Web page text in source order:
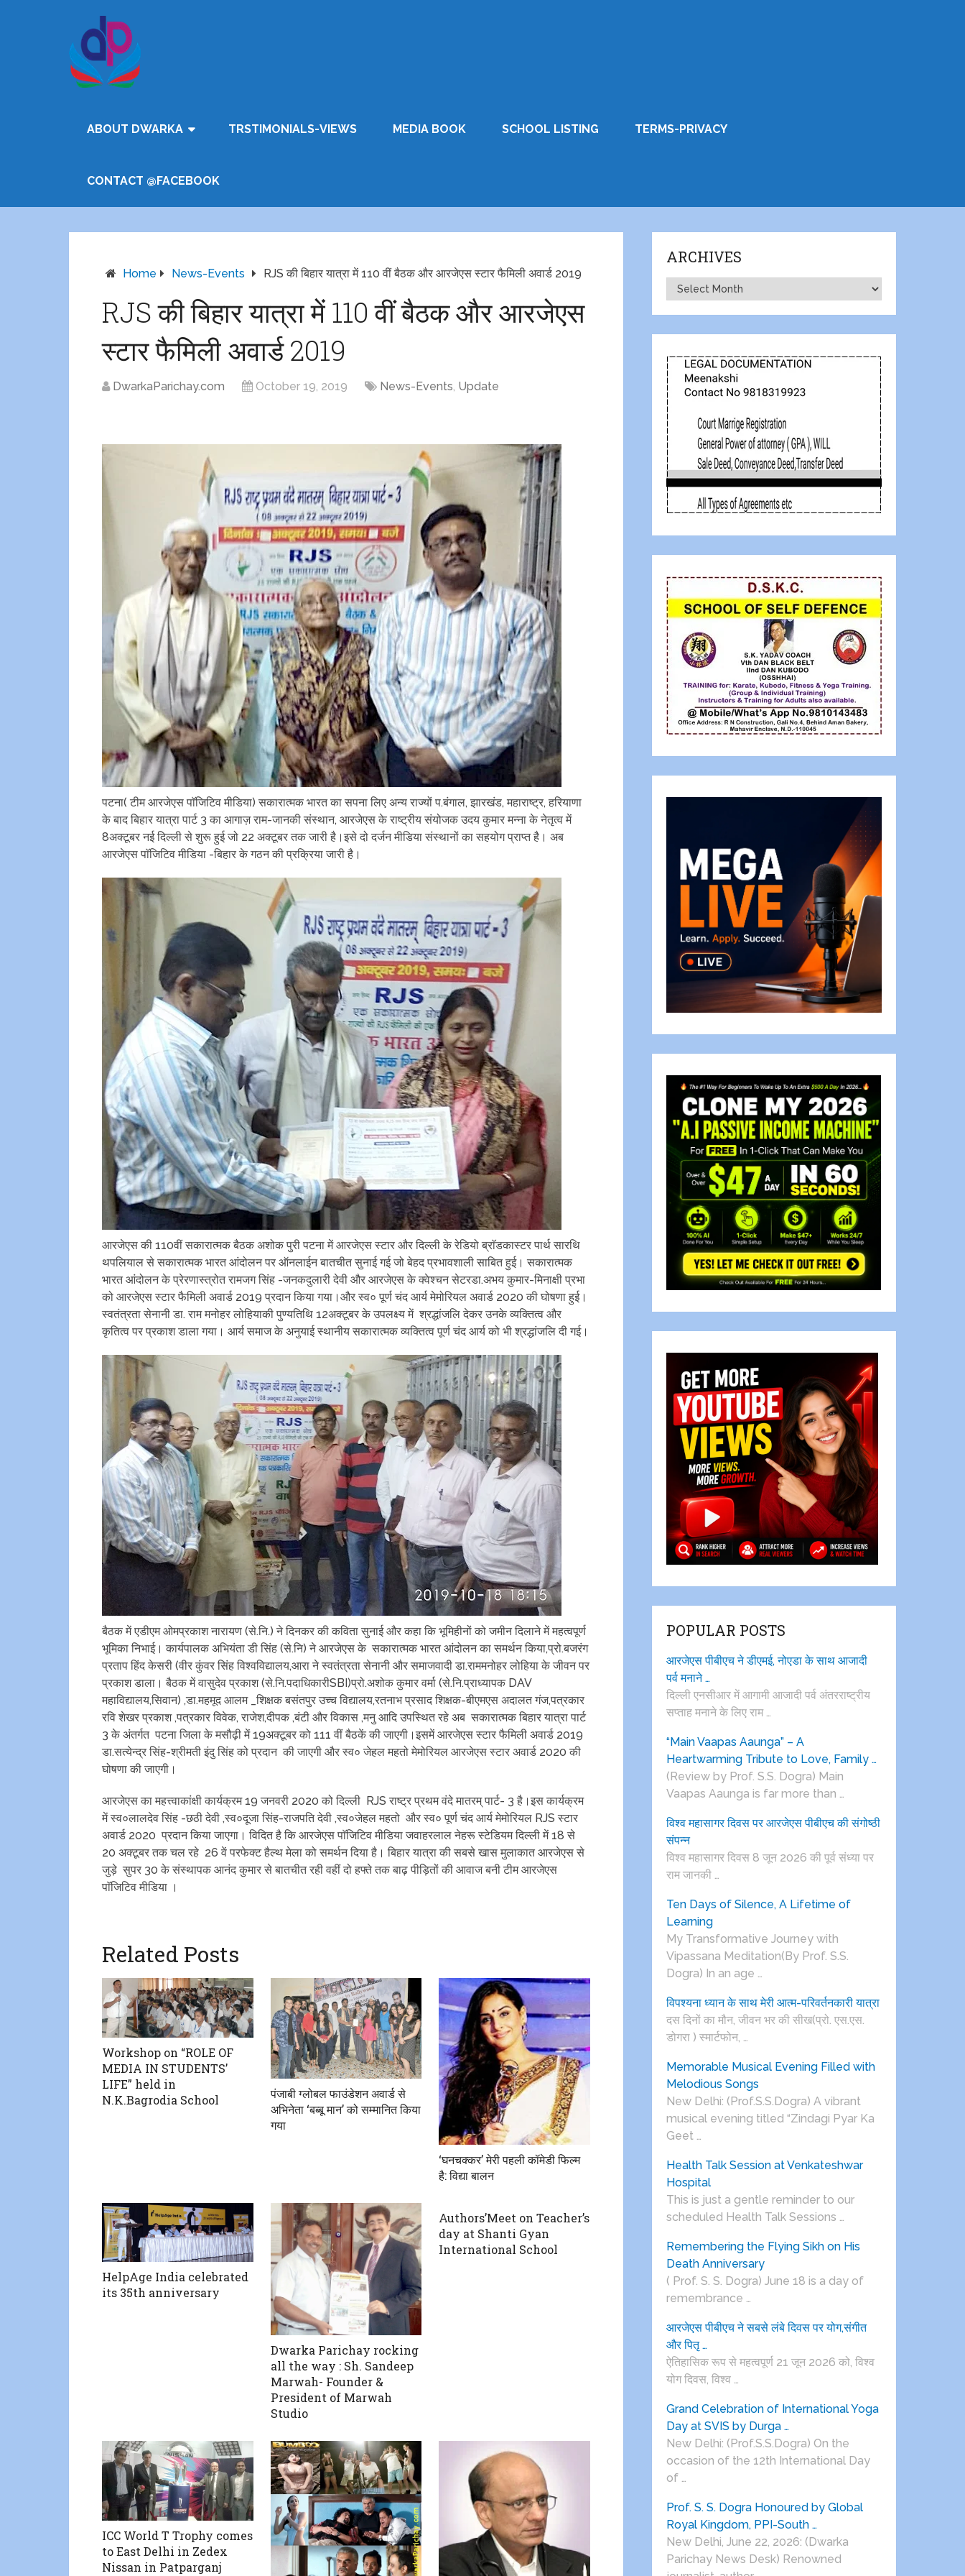
ABOUT DWARKA TRSTIMONIALS-VIEWS MEDIA BOOK SCHOOL LISTING TERMS-PRIVACY
CONTACT @FACEBOOK
Home News-Events RJS की बिहार यात्रा में 110 वीं बैठक और आरजेएस स्टार फैमिली अवार्ड 2019
RJS की बिहार यात्रा में 110 वीं बैठक और आरजेएस
स्टार फैमिली अवार्ड 2019
DwarkaParichay.com October 19, 2019 News-Events, Update
पटना( टीम आरजेएस पाॅजिटिव मीडिया) सकारात्मक भारत का सपना लिए अन्य राज्यों प.बंगाल, झारखंड, महाराष्ट्र, हरियाणा
के बाद बिहार यात्रा पार्ट 3 का आगाज़ राम-जानकी संस्थान, आरजेएस के राष्ट्रीय संयोजक उदय कुमार मन्ना के नेतृत्व में
8अक्टूबर नई दिल्ली से शुरू हुई जो 22 अक्टूबर तक जारी है।इसे दो दर्जन मीडिया संस्थानों का सहयोग प्राप्त है। अब
आरजेएस पाॅजिटिव मीडिया -बिहार के गठन की प्रक्रिया जारी है।
आरजेएस की ‌110वीं सकारात्मक बैठक अशोक पुरी पटना में आरजेएस स्टार और दिल्ली के रेडियो ब्राॅडकास्टर पार्थ सारथि
थपलियाल से सकारात्मक भारत आंदोलन पर ऑनलाईन बातचीत सुनाई गई जो बेहद प्रभावशाली साबित हुई। सकारात्मक
भारत आंदोलन के प्रेरणास्त्रोत रामजग सिंह -जनकदुलारी देवी और आरजेएस के क्वेश्चन सेटरडा.अभय कुमार-मिनाक्षी प्रभा
को आरजेएस स्टार फैमिली अवार्ड 2019 प्रदान‌ किया गया।और स्व० पूर्ण चंद आर्य मेमोरियल अवार्ड 2020 की घोषणा हुई।
स्वतंत्रता सेनानी डा. राम मनोहर लोहियाकी पुण्यतिथि 12अक्टूबर के उपलक्ष्य में श्रद्धांजलि देकर उनके व्यक्तित्व और
कृतित्व पर प्रकाश डाला गया। आर्य समाज के अनुयाई स्थानीय सकारात्मक व्यक्तित्व पूर्ण चंद आर्य को भी श्रद्धांजलि दी गई।
बैठक‌ में एडीएम ओमप्रकाश नारायण (से.नि.) ने दिनकर की कविता सुनाई और कहा कि भूमिहीनों को जमीन दिलाने में महत्वपूर्ण
भूमिका निभाई। कार्यपालक अभियंता डी सिंह (से.नि) ने आरजेएस के‌ सकारात्मक भारत आंदोलन का समर्थन किया,प्रो.बजरंग
प्रताप हिंद केसरी (वीर कुंवर सिंह विश्वविद्यालय,आरा ने स्वतंत्रता सेनानी और समाजवादी डा.राममनोहर लोहिया के जीवन पर
प्रकाश डाला। बैठक में वासुदेव प्रकाश (से.नि.पदाधिकारीSBI)प्रो.अशोक कुमार वर्मा (से.नि.प्राध्यापक DAV
महाविद्यालय,सिवान) ,डा.महमूद आलम _शिक्षक बसंतपुर उच्च विद्यालय,रतनाभ प्रसाद शिक्षक-बीएमएस अदालत गंज,पत्रकार
रवि शेखर प्रकाश ,पत्रकार विवेक, राजेश,दीपक ,बंटी और विकास ,मनु आदि उपस्थित रहे अब सकारात्मक बिहार यात्रा पार्ट
3 के अंतर्गत पटना जिला के मसौढ़ी में 19अक्टूबर को 111 वीं बैठकें की जाएगी।इसमें आरजेएस स्टार फैमिली अवार्ड 2019
डा.सत्येन्द्र सिंह-श्रीमती इंदु सिंह को प्रदान की जाएगी और स्व० जेहल महतो मेमोरियल आरजेएस स्टार अवार्ड 2020 की
घोषणा की जाएगी।
आरजेएस का महत्त्वाकांक्षी कार्यक्रम 19 जनवरी 2020 को दिल्ली RJS राष्ट्र प्रथम वंदे मातरम् पार्ट- 3 है।इस कार्यक्रम
में स्व०लालदेव सिंह -छठी देवी ,स्व०दूजा सिंह-राजपति देवी ,स्व०जेहल महतो और स्व० पूर्ण चंद आर्य मेमोरियल RJS स्टार
अवार्ड 2020 ‌ प्रदान किया जाएगा। विदित है कि आरजेएस पाॅजिटिव मीडिया जवाहरलाल नेहरू स्टेडियम दिल्ली में 18 से
20 अक्टूबर तक चल रहे 26 वें परफेक्ट हैल्थ मेला को समर्थन दिया है। बिहार यात्रा की सबसे खास मुलाकात आरजेएस से
जुड़े सुपर 30 के संस्थापक आनंद कुमार से बातचीत रही वहीं दो हफ्ते तक बाढ़ पीड़ितों की आवाज बनी टीम आरजेएस
पाॅजिटिव मीडिया ।
Related Posts
Workshop on “ROLE OF
MEDIA IN STUDENTS’
LIFE” held in
N.K.Bagrodia School
पंजाबी ग्लोबल फाउंडेशन अवार्ड से
अभिनेता ‘बब्बू मान’ को सम्मानित किया
गया
‘घनचक्कर’ मेरी पहली कॉमेडी फिल्म
है: विद्या बालन
HelpAge India celebrated
its 35th anniversary
Dwarka Parichay rocking
all the way : Sh. Sandeep
Marwah- Founder &
President of Marwah
Studio
Authors’Meet on Teacher’s
day at Shanti Gyan
International School
ICC World T Trophy comes
to East Delhi in Zedex
Nissan in Patparganj
ARCHIVES
Archives
POPULAR POSTS
आरजेएस पीबीएच ने डीएमई, नोएडा के साथ आजादी
पर्व मनाने …
दिल्ली एनसीआर में आगामी आजादी पर्व अंतरराष्ट्रीय
सप्ताह मनाने के लिए राम …
“Main Vaapas Aaunga” – A
Heartwarming Tribute to Love, Family …
(Review by Prof. S.S. Dogra) Main
Vaapas Aaunga is far more than …
विश्व महासागर दिवस पर आरजेएस पीबीएच की संगोष्ठी
संपन्न
विश्व महासागर दिवस 8 जून 2026 की पूर्व संध्या पर
राम जानकी …
Ten Days of Silence, A Lifetime of
Learning
My Transformative Journey with
Vipassana Meditation(By Prof. S.S.
Dogra) In an age …
विपश्यना ध्यान के साथ मेरी आत्म-परिवर्तनकारी यात्रा
दस दिनों का मौन, जीवन भर की सीख(प्रो. एस.एस.
डोगरा ) स्मार्टफोन, …
Memorable Musical Evening Filled with
Melodious Songs
New Delhi: (Prof.S.S.Dogra) A vibrant
musical evening titled “Zindagi Pyar Ka
Geet …
Health Talk Session at Venkateshwar
Hospital
This is just a gentle reminder to our
scheduled Health Talk Sessions …
Remembering the Flying Sikh on His
Death Anniversary
( Prof. S. S. Dogra) June 18 is a day of
remembrance …
आरजेएस पीबीएच ने सबसे लंबे दिवस पर योग,संगीत
और पितृ …
ऐतिहासिक रूप से महत्वपूर्ण 21 जून 2026 को, विश्व
योग दिवस, विश्व …
Grand Celebration of International Yoga
Day at SVIS by Durga …
New Delhi: (Prof.S.S.Dogra) On the
occasion of the 12th International Day
of …
Prof. S. S. Dogra Honoured by Global
Royal Kingdom, PPI-South …
New Delhi, June 22, 2026: (Dwarka
Parichay News Desk) Renowned